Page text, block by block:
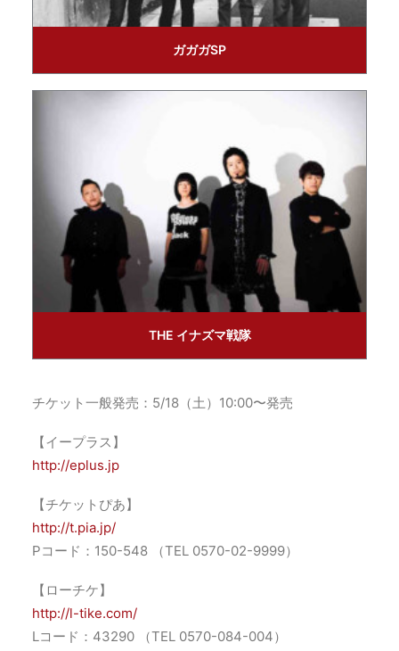
ガガガSP
THE イナズマ戦隊
チケット一般発売：5/18（土）10:00〜発売
【イープラス】
http://eplus.jp
【チケットぴあ】
http://t.pia.jp/
Pコード：150-548 （TEL 0570-02-9999）
【ローチケ】
http://l-tike.com/
Lコード：43290 （TEL 0570-084-004）